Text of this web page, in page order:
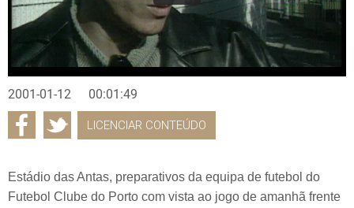
2001-01-12 00:01:49
LICENCIAR CONTEÚDO
Estádio das Antas, preparativos da equipa de futebol do
Futebol Clube do Porto com vista ao jogo de amanhã frente